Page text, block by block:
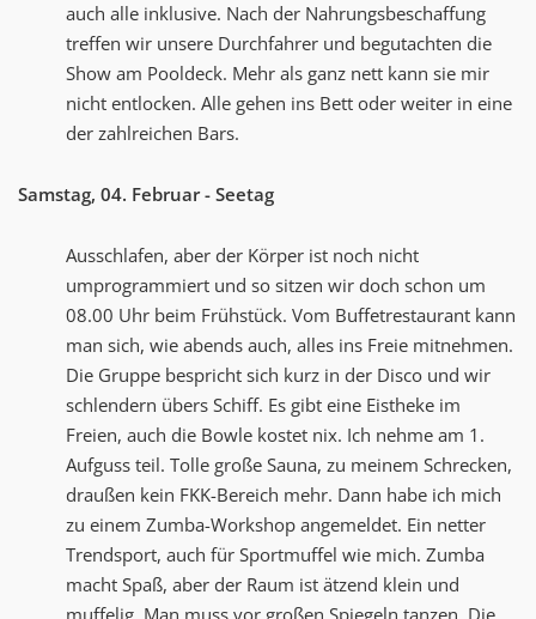
auch alle inklusive. Nach der Nahrungsbeschaffung
treffen wir unsere Durchfahrer und begutachten die
Show am Pooldeck. Mehr als ganz nett kann sie mir
nicht entlocken. Alle gehen ins Bett oder weiter in eine
der zahlreichen Bars.
Samstag, 04. Februar - Seetag
Ausschlafen, aber der Körper ist noch nicht
umprogrammiert und so sitzen wir doch schon um
08.00 Uhr beim Frühstück. Vom Buffetrestaurant kann
man sich, wie abends auch, alles ins Freie mitnehmen.
Die Gruppe bespricht sich kurz in der Disco und wir
schlendern übers Schiff. Es gibt eine Eistheke im
Freien, auch die Bowle kostet nix. Ich nehme am 1.
Aufguss teil. Tolle große Sauna, zu meinem Schrecken,
draußen kein FKK-Bereich mehr. Dann habe ich mich
zu einem Zumba-Workshop angemeldet. Ein netter
Trendsport, auch für Sportmuffel wie mich. Zumba
macht Spaß, aber der Raum ist ätzend klein und